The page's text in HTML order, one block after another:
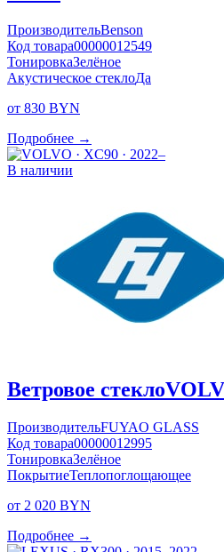
ПроизводительBenson
Код товара00000012549
ТонировкаЗелёное
Акустическое стеклоДа
от 830 BYN
Подробнее →
В наличии
Ветровое стекло
ПроизводительFUYAO GLASS
Код товара00000012995
ТонировкаЗелёное
ПокрытиеТеплопоглощающее
от 2 020 BYN
Подробнее →